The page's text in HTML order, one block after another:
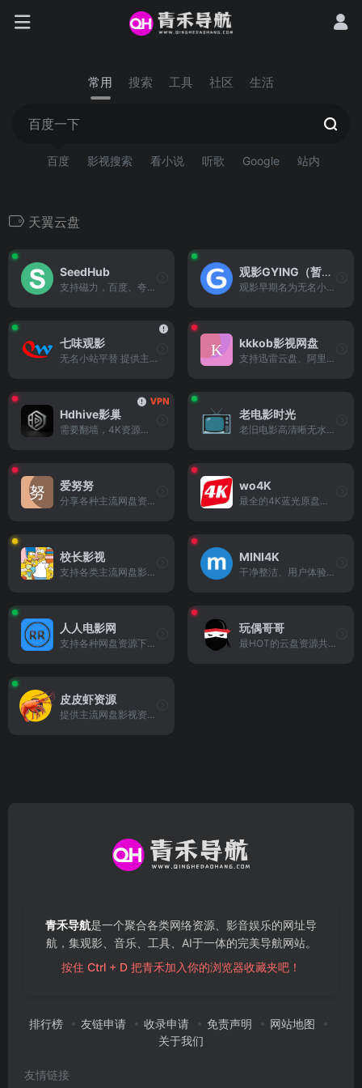
常用 搜索 工具 社区 生活
百度 影视搜索 看小说 听歌 Google 站内
天翼云盘
SeedHub
支持磁力，百度、夸克、阿里、迅雷网盘，资源非常全面
观影GYING（暂停注册）
观影早期名为无名小站,片库，...
七味观影
无名小站平替 提供主流网盘4K资源下载
kkkob影视网盘
支持迅雷云盘、阿里云盘、夸...
Hdhive影巢
需要翻墙，4K资源齐全
老电影时光
老旧电影高清晰无水印下载
爱努努
分享各种主流网盘资源的老牌资源站点
wo4K
最全的4K蓝光原盘免费电影下载网站
校长影视
支持各类主流网盘影视资源分享的老牌网站
MINI4K
干净整洁、用户体验优先的电影分享平台
人人电影网
支持各种网盘资源下载的影视老站
玩偶哥哥
最HOT的云盘资源共享站
皮皮虾资源
提供主流网盘影视资源分享的优质资源老站
青禾导航是一个聚合各类网络资源、影音娱乐的网址导
航，集观影、音乐、工具、AI于一体的完美导航网站。
按住 Ctrl + D 把青禾加入你的浏览器收藏夹吧！
排行榜 友链申请 收录申请 免责声明
网站地图
关于我们
友情链接